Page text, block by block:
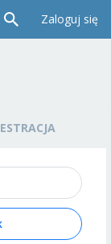
Zaloguj się